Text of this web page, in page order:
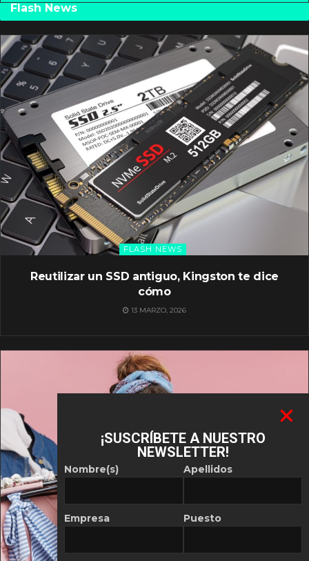
Flash News
FLASH NEWS
Reutilizar un SSD antiguo, Kingston te dice
cómo
13 MARZO, 2026
¡SUSCRÍBETE A NUESTRO
NEWSLETTER!
Nombre(s)
Empresa
Apellidos
Puesto